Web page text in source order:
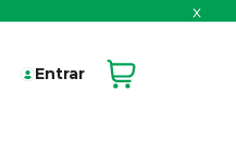
x
Entrar